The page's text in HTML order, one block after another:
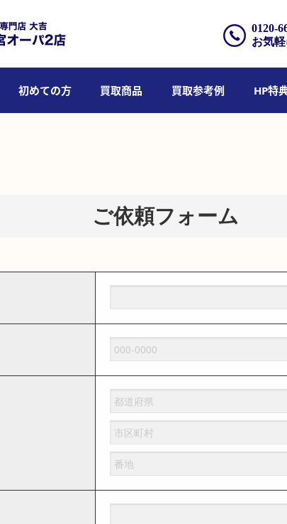
0120-
お気
初めての方 買取商品 買取参考例 HP特
ご依頼フォーム